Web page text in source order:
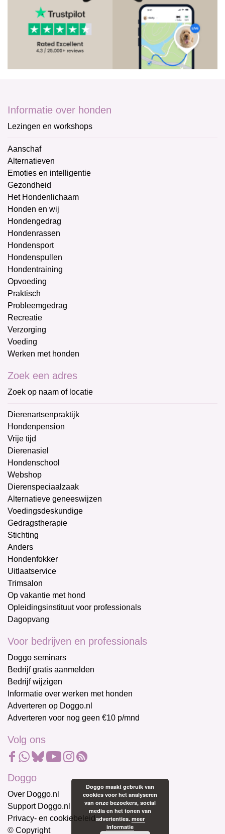
Informatie over honden
Lezingen en workshops
Aanschaf
Alternatieven
Emoties en intelligentie
Gezondheid
Het Hondenlichaam
Honden en wij
Hondengedrag
Hondenrassen
Hondensport
Hondenspullen
Hondentraining
Opvoeding
Praktisch
Probleemgedrag
Recreatie
Verzorging
Voeding
Werken met honden
Zoek een adres
Zoek op naam of locatie
Dierenartsenpraktijk
Hondenpension
Vrije tijd
Dierenasiel
Hondenschool
Webshop
Dierenspeciaalzaak
Alternatieve geneeswijzen
Voedingsdeskundige
Gedragstherapie
Stichting
Anders
Hondenfokker
Uitlaatservice
Trimsalon
Op vakantie met hond
Opleidingsinstituut voor professionals
Dagopvang
Voor bedrijven en professionals
Doggo seminars
Bedrijf gratis aanmelden
Bedrijf wijzigen
Informatie over werken met honden
Adverteren op Doggo.nl
Adverteren voor nog geen €10 p/mnd
Volg ons
Doggo
Over Doggo.nl
Support Doggo.nl
Privacy- en cookiebeleid
© Copyright
Doggo maakt gebruik van
cookies voor het analyseren
van onze bezoekers, social
media en het tonen van
advertenties. meer
informatie